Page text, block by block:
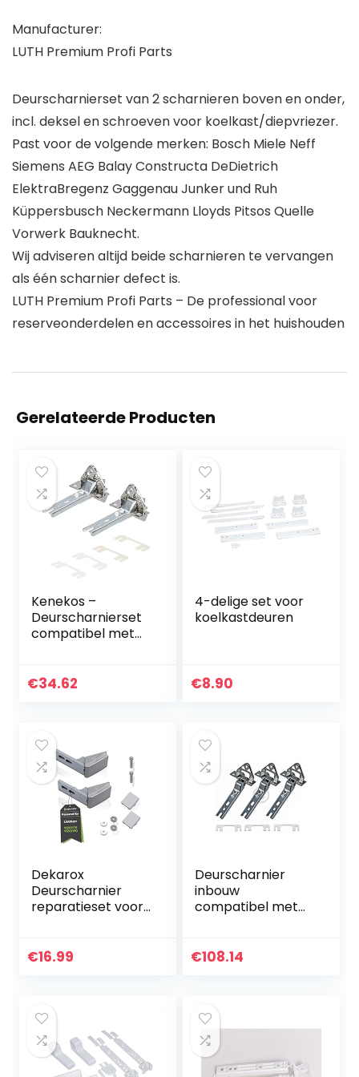
Manufacturer:
LUTH Premium Profi Parts
Deurscharnierset van 2 scharnieren boven en onder,
incl. deksel en schroeven voor koelkast/diepvriezer.
Past voor de volgende merken: Bosch Miele Neff
Siemens AEG Balay Constructa DeDietrich
ElektraBregenz Gaggenau Junker und Ruh
Küppersbusch Neckermann Lloyds Pitsos Quelle
Vorwerk Bauknecht.
Wij adviseren altijd beide scharnieren te vervangen
als één scharnier defect is.
LUTH Premium Profi Parts – De professional voor
reserveonderdelen en accessoires in het huishouden
Gerelateerde Producten
Kenekos –
Deurscharnierset
compatibel met
268698/00268698,
Bauknecht,
Küppersbusch
420189, Miele
2285121 2 st.
€34.62
4-delige set voor
koelkastdeuren
€8.90
Dekarox
Deurscharnier
reparatieset voor
deurgreep
€16.99
Deurscharnier
inbouw
compatibel met
stuks
€108.14